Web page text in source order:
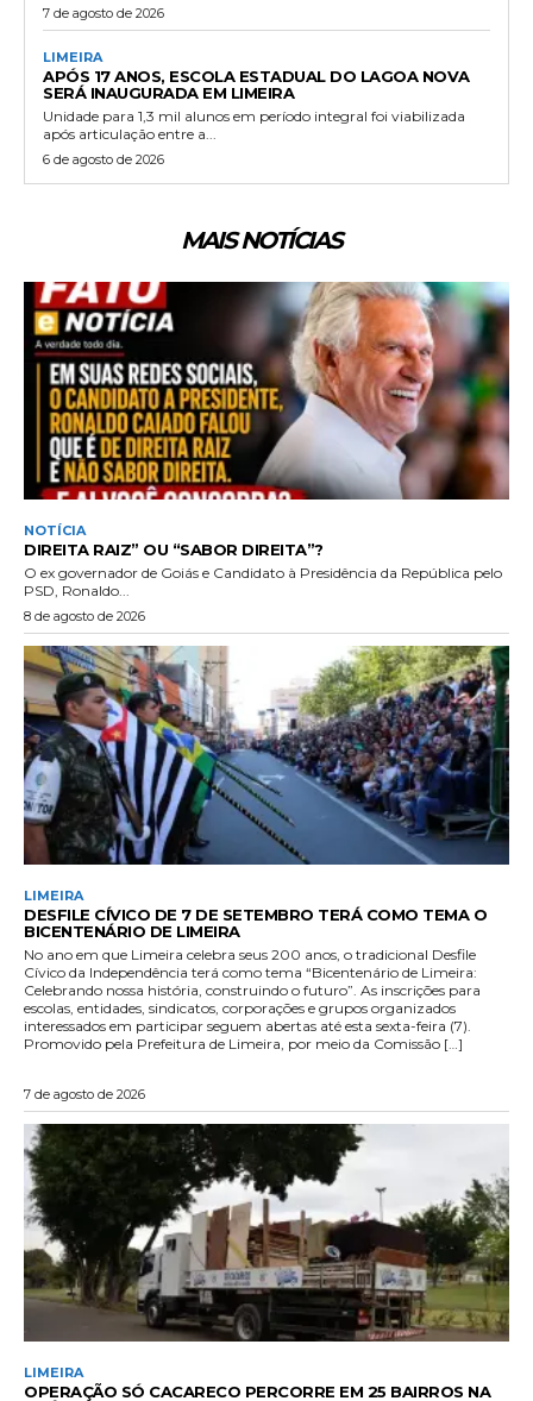
7 de agosto de 2026
LIMEIRA
APÓS 17 ANOS, ESCOLA ESTADUAL DO LAGOA NOVA
SERÁ INAUGURADA EM LIMEIRA
Unidade para 1,3 mil alunos em período integral foi viabilizada
após articulação entre a...
6 de agosto de 2026
MAIS NOTÍCIAS
NOTÍCIA
DIREITA RAIZ” OU “SABOR DIREITA”?
O ex governador de Goiás e Candidato à Presidência da República pelo
PSD, Ronaldo...
8 de agosto de 2026
LIMEIRA
DESFILE CÍVICO DE 7 DE SETEMBRO TERÁ COMO TEMA O
BICENTENÁRIO DE LIMEIRA
No ano em que Limeira celebra seus 200 anos, o tradicional Desfile
Cívico da Independência terá como tema “Bicentenário de Limeira:
Celebrando nossa história, construindo o futuro”. As inscrições para
escolas, entidades, sindicatos, corporações e grupos organizados
interessados em participar seguem abertas até esta sexta-feira (7).
Promovido pela Prefeitura de Limeira, por meio da Comissão […]
7 de agosto de 2026
LIMEIRA
OPERAÇÃO SÓ CACARECO PERCORRE EM 25 BAIRROS NA